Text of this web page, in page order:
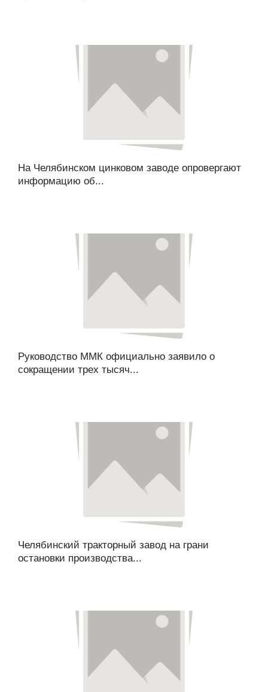
На Челябинском цинковом заводе опровергают
информацию об...
Руководство ММК официально заявило о
сокращении трех тысяч...
Челябинский тракторный завод на грани
остановки производства...